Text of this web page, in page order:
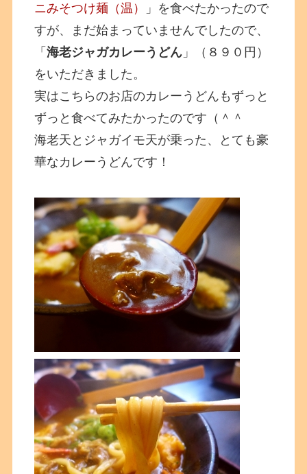
ニみそつけ麺（温）
」を食べたかったので
すが、まだ始まっていませんでしたので、
「海老ジャガカレーうどん 」（８９０円）
をいただきました。
実はこちらのお店のカレーうどんもずっと
ずっと食べてみたかったのです（＾＾
海老天とジャガイモ天が乗った、とても豪
華なカレーうどんです！